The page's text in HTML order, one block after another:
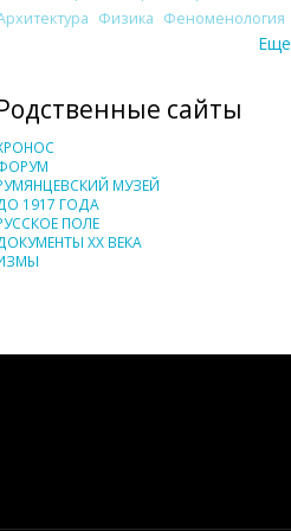
Физика Феноменология
Еще
сайты
МУЗЕЙ
1917 ГОДА
ПОЛЕ
XX ВЕКА